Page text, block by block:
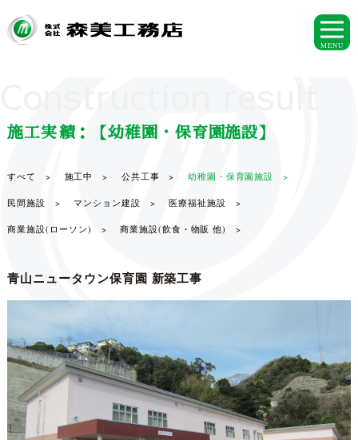
MENU
施工実績：【幼稚園・保育園施設】
すべて > 施工中 > 公共工事 > 幼稚園・保育園施設 >
民間施設 > マンション建設 > 医療福祉施設 >
商業施設(ローソン) > 商業施設(飲食・物販 他) >
青山ニュータウン保育園 新築工事